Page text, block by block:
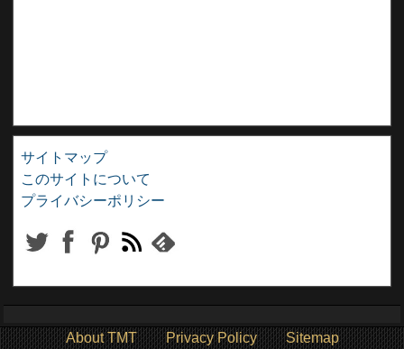
サイトマップ
このサイトについて
プライバシーポリシー
About TMT Privacy Policy Sitemap